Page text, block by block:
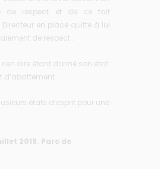
de respect et de ce fait
Directeur en place quitte à lui
de respect ;
rien dire étant donné son état
d’abattement.
états d’esprit pour une
2019. Parc de